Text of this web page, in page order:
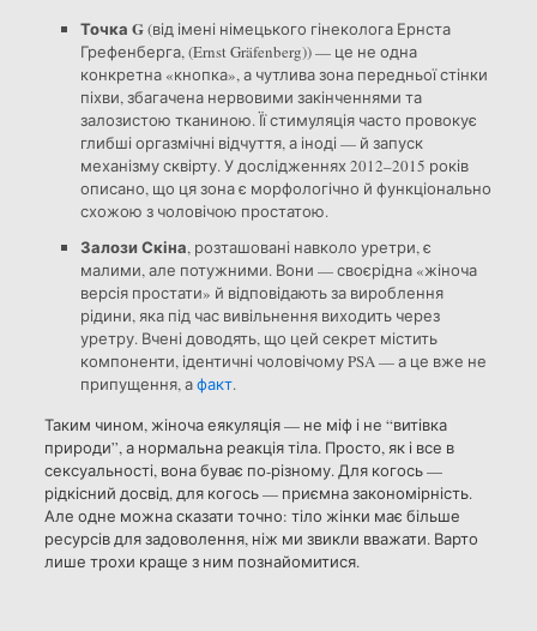
Точка G(від імені німецького гінеколога Ернста
Грефенберга, (Ernst Gräfenberg)) — це не одна
конкретна «кнопка», а чутлива зона передньої стінки
піхви, збагачена нервовими закінченнями та
залозистою тканиною. Її стимуляція часто провокує
глибші оргазмічні відчуття, а іноді — й запуск
механізму сквірту. У дослідженнях 2012–2015 років
описано, що ця зона є морфологічно й функціонально
схожою з чоловічою простатою.
Залози Скіна, розташовані навколо уретри, є
малими, але потужними. Вони — своєрідна «жіноча
версія простати» й відповідають за вироблення
рідини, яка під час вивільнення виходить через
уретру. Вчені доводять, що цей секрет містить
компоненти, ідентичні чоловічому PSA — а це вже не
припущення, афакт.
Таким чином, жіноча еякуляція — не міф і не “витівка
природи”, а нормальна реакція тіла. Просто, як і все в
сексуальності, вона буває по-різному. Для когось —
рідкісний досвід, для когось — приємна закономірність.
Але одне можна сказати точно: тіло жінки має більше
ресурсів для задоволення, ніж ми звикли вважати. Варто
лише трохи краще з ним познайомитися.